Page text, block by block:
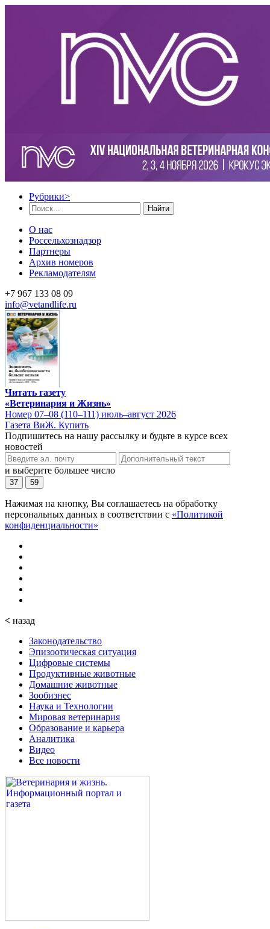
Рубрики>
Найти
О нас
Россельхознадзор
Партнеры
Архив номеров
Рекламодателям
+7 967 133 08 09
info@vetandlife.ru
Читать газету
«Ветеринария и Жизнь»
Номер 07–08 (110–111) июль–август 2026
Газета ВиЖ. Купить
Подпишитесь на нашу рассылку и будьте в курсе всех
новостей
и выберите большее число
37 59
Нажимая на кнопку, Вы соглашаетесь на обработку
персональных данных в соответствии с «Политикой
конфиденциальности»
< назад
Законодательство
Эпизоотическая ситуация
Цифровые системы
Продуктивные животные
Домашние животные
Зообизнес
Наука и Технологии
Мировая ветеринария
Образование и карьера
Аналитика
Видео
Все новости